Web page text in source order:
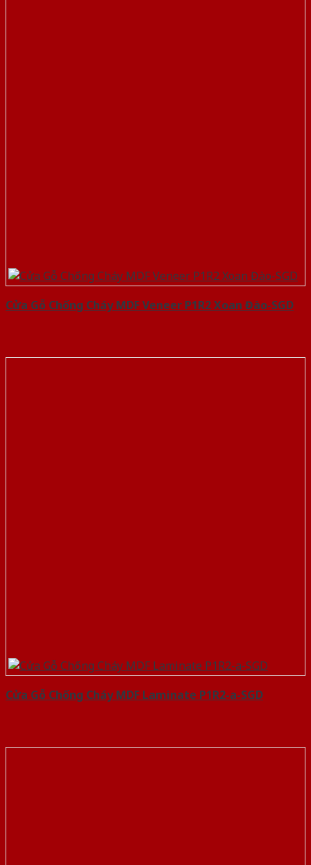
Cửa Gỗ Chống Cháy MDF Veneer P1R2 Xoan Đào-SGD
Cửa Gỗ Chống Cháy MDF Laminate P1R2-a-SGD